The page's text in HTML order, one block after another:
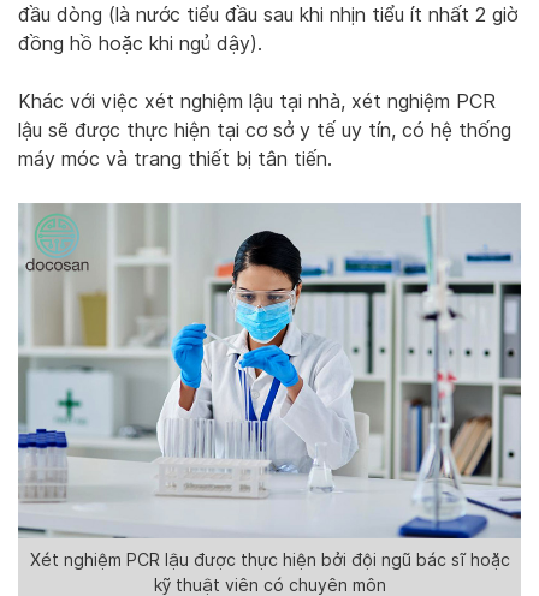
đầu dòng (là nước tiểu đầu sau khi nhịn tiểu ít nhất 2 giờ
đồng hồ hoặc khi ngủ dậy).
Khác với việc xét nghiệm lậu tại nhà, xét nghiệm PCR
lậu sẽ được thực hiện tại cơ sở y tế uy tín, có hệ thống
máy móc và trang thiết bị tân tiến.
Xét nghiệm PCR lậu được thực hiện bởi đội ngũ bác sĩ hoặc
kỹ thuật viên có chuyên môn